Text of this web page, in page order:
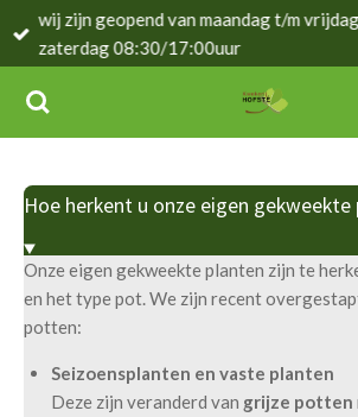
Ga
direct
de
hoofdinhoud
wij zijn geopend van maandag t/m
zaterdag 08:30/17:00uur
Hoe herkent u onze eigen gekweekte
Onze eigen gekweekte planten zijn te
en het type pot. We zijn recent
potten:
Seizoensplanten en vaste planten
Deze zijn veranderd van grijze potten